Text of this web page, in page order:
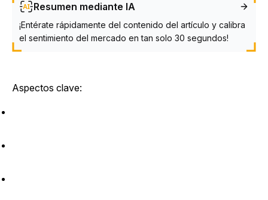
Resumen mediante IA
¡Entérate rápidamente del contenido del artículo y calibra
el sentimiento del mercado en tan solo 30 segundos!
Aspectos clave: